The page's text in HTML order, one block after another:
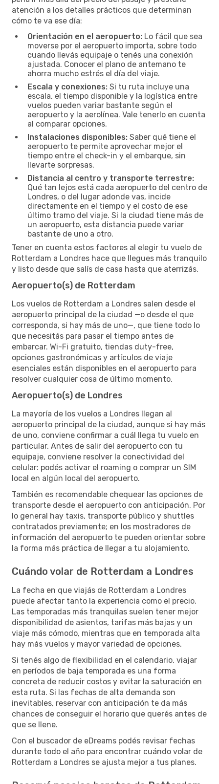
atención a los detalles prácticos que determinan
cómo te va ese día:
Orientación en el aeropuerto: Lo fácil que sea
moverse por el aeropuerto importa, sobre todo
cuando llevás equipaje o tenés una conexión
ajustada. Conocer el plano de antemano te
ahorra mucho estrés el día del viaje.
Escala y conexiones: Si tu ruta incluye una
escala, el tiempo disponible y la logística entre
vuelos pueden variar bastante según el
aeropuerto y la aerolínea. Vale tenerlo en cuenta
al comparar opciones.
Instalaciones disponibles: Saber qué tiene el
aeropuerto te permite aprovechar mejor el
tiempo entre el check-in y el embarque, sin
llevarte sorpresas.
Distancia al centro y transporte terrestre:
Qué tan lejos está cada aeropuerto del centro de
Londres, o del lugar adonde vas, incide
directamente en el tiempo y el costo de ese
último tramo del viaje. Si la ciudad tiene más de
un aeropuerto, esta distancia puede variar
bastante de uno a otro.
Tener en cuenta estos factores al elegir tu vuelo de
Rotterdam a Londres hace que llegues más tranquilo
y listo desde que salís de casa hasta que aterrizás.
Aeropuerto(s) de Rotterdam
Los vuelos de Rotterdam a Londres salen desde el
aeropuerto principal de la ciudad —o desde el que
corresponda, si hay más de uno—, que tiene todo lo
que necesitás para pasar el tiempo antes de
embarcar. Wi-Fi gratuito, tiendas duty-free,
opciones gastronómicas y artículos de viaje
esenciales están disponibles en el aeropuerto para
resolver cualquier cosa de último momento.
Aeropuerto(s) de Londres
La mayoría de los vuelos a Londres llegan al
aeropuerto principal de la ciudad, aunque si hay más
de uno, conviene confirmar a cuál llega tu vuelo en
particular. Antes de salir del aeropuerto con tu
equipaje, conviene resolver la conectividad del
celular: podés activar el roaming o comprar un SIM
local en algún local del aeropuerto.
También es recomendable chequear las opciones de
transporte desde el aeropuerto con anticipación. Por
lo general hay taxis, transporte público y shuttles
contratados previamente; en los mostradores de
información del aeropuerto te pueden orientar sobre
la forma más práctica de llegar a tu alojamiento.
Cuándo volar de Rotterdam a Londres
La fecha en que viajás de Rotterdam a Londres
puede afectar tanto la experiencia como el precio.
Las temporadas más tranquilas suelen tener mejor
disponibilidad de asientos, tarifas más bajas y un
viaje más cómodo, mientras que en temporada alta
hay más vuelos y mayor variedad de opciones.
Si tenés algo de flexibilidad en el calendario, viajar
en períodos de baja temporada es una forma
concreta de reducir costos y evitar la saturación en
esta ruta. Si las fechas de alta demanda son
inevitables, reservar con anticipación te da más
chances de conseguir el horario que querés antes de
que se llene.
Con el buscador de eDreams podés revisar fechas
durante todo el año para encontrar cuándo volar de
Rotterdam a Londres se ajusta mejor a tus planes.